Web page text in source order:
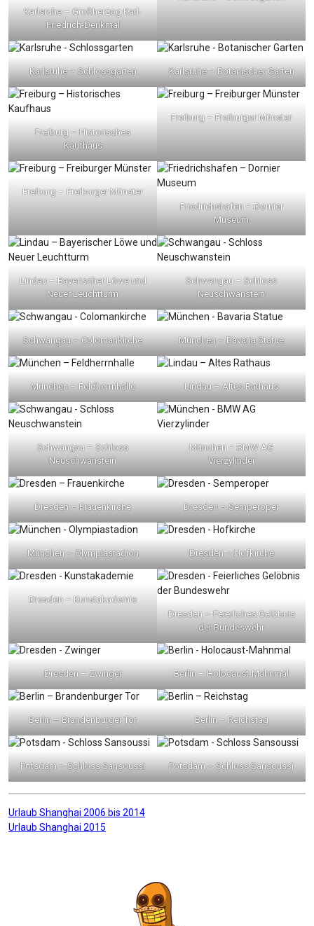
Karlsruhe – Großherzog Karl-
Friedrich-Denkmal
Karlsruhe – Schlossgarten Karlsruhe – Botanischer Garten
Freiburg – Historisches
Kaufhaus
Freiburg – Freiburger Münster
Freiburg – Freiburger Münster
Friedrichshafen – Dornier
Museum
Lindau – Bayerischer Löwe und
Neuer Leuchtturm
Schwangau – Schloss
Neuschwanstein
Schwangau – Colomankirche München – Bavaria Statue
München – Feldherrnhalle Lindau – Altes Rathaus
Schwangau – Schloss
Neuschwanstein
München – BMW AG
Vierzylinder
Dresden – Frauenkirche Dresden – Semperoper
München – Olympiastadion Dresden – Hofkirche
Dresden – Kunstakademie
Dresden – Feierliches Gelöbnis
der Bundeswehr
Dresden – Zwinger Berlin – Holocaust-Mahnmal
Berlin – Brandenburger Tor Berlin – Reichstag
Potsdam – Schloss Sansoussi Potsdam – Schloss Sansoussi
Beitragsnavigation
Urlaub Shanghai 2006 bis 2014
Urlaub Shanghai 2015